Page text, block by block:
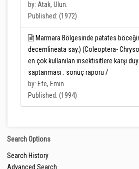
by: Atak, Ulun.
Published: (1972)
Marmara Bölgesinde patates
decemlineata say.) (Coleoptera-
en çok kullanılan insektisitlere karşı
saptanması : sonuç raporu /
by: Efe, Emin.
Published: (1994)
Search Options
Search History
Advanced Search